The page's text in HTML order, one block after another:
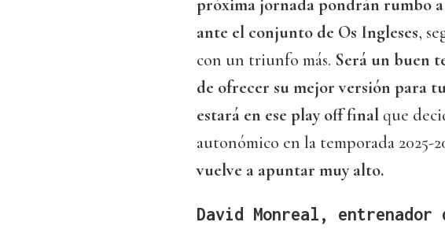
próxima jornada pondrán rumbo
ante el conjunto de Os Ingleses,
con un triunfo más. Será un buen
de ofrecer su mejor versión para
estará en ese play off finalque
autonómico en la temporada 2025-
vuelve a apuntar muy alto.
David Monreal, entrenador